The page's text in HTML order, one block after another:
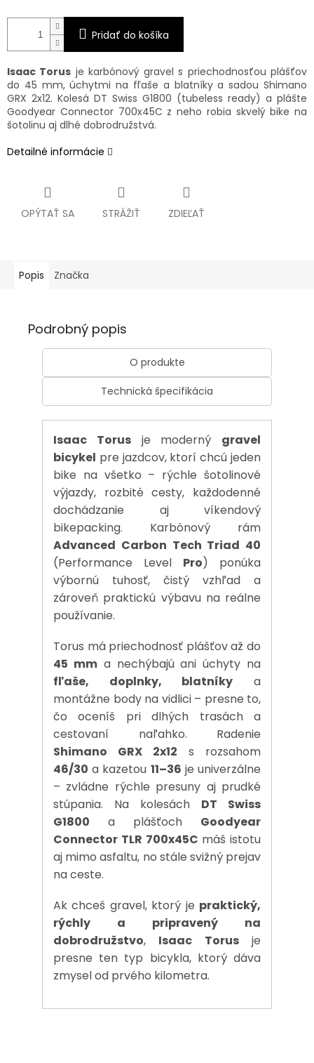
Pridať do košíka
Isaac Torus je karbónový gravel s priechodnosťou plášťov
do 45 mm, úchytmi na fľaše a blatníky a sadou Shimano
GRX 2x12. Kolesá DT Swiss G1800 (tubeless ready) a plášte
Goodyear Connector 700x45C z neho robia skvelý bike na
šotolinu aj dlhé dobrodružstvá.
Detailné informácie
OPÝTAŤ SA STRÁŽIŤ ZDIEĽAŤ
Popis Značka
Podrobný popis
O produkte
Technická špecifikácia
Isaac Torusje moderný gravel
bicykel pre jazdcov, ktorí chcú jeden
bike na všetko – rýchle šotolinové
výjazdy, rozbité cesty, každodenné
dochádzanie aj víkendový
bikepacking. Karbónový rám
Advanced Carbon Tech Triad 40
(Performance Level Pro) ponúka
výbornú tuhosť, čistý vzhľad a
zároveň praktickú výbavu na reálne
používanie.
Torus má priechodnosť plášťov až do
45 mma nechýbajú ani úchyty na
fľaše, doplnky, blatníky a
montážne body na vidlici – presne to,
čo oceníš pri dlhých trasách a
cestovaní naľahko. Radenie
Shimano GRX 2x12 s rozsahom
46/30 a kazetou 11–36 je univerzálne
– zvládne rýchle presuny aj prudké
stúpania. Na kolesách DT Swiss
G1800 a plášťoch Goodyear
Connector TLR 700x45C máš istotu
aj mimo asfaltu, no stále svižný prejav
na ceste.
Ak chceš gravel, ktorý je praktický,
rýchly a pripravený na
dobrodružstvo, Isaac Torusje
presne ten typ bicykla, ktorý dáva
zmysel od prvého kilometra.